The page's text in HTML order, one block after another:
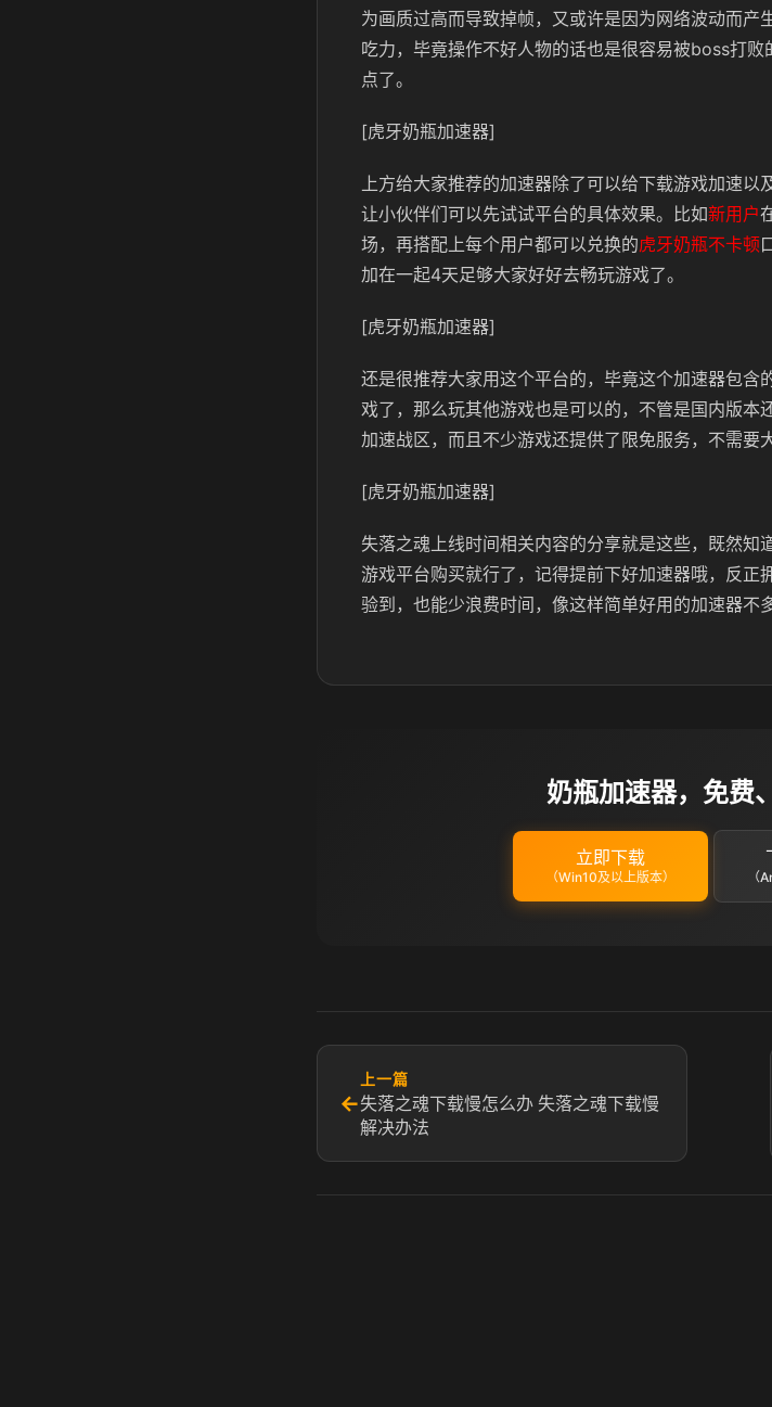
为画质过高而导致掉帧，又或许是因为网络波动而
吃力，毕竟操作不好人物的话也是很容易被boss打
点了。
[虎牙奶瓶加速器]
上方给大家推荐的加速器除了可以给下载游戏加速以
让小伙伴们可以先试试平台的具体效果。比如新用户
场，再搭配上每个用户都可以兑换的虎牙奶瓶不卡顿
加在一起4天足够大家好好去畅玩游戏了。
[虎牙奶瓶加速器]
还是很推荐大家用这个平台的，毕竟这个加速器包含
戏了，那么玩其他游戏也是可以的，不管是国内版本
加速战区，而且不少游戏还提供了限免服务，不需要
[虎牙奶瓶加速器]
失落之魂上线时间相关内容的分享就是这些，既然知
游戏平台购买就行了，记得提前下好加速器哦，反
验到，也能少浪费时间，像这样简单好用的加速器不多
奶瓶加速器，免费
立即下载
（Win10及以上版本） （
←
上一篇
失落之魂下载慢怎么办 失落之魂下载慢
解决办法